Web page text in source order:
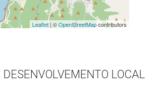
Leaflet| ©OpenStreetMapcontributors
DESENVOLVEMENTO LOCAL